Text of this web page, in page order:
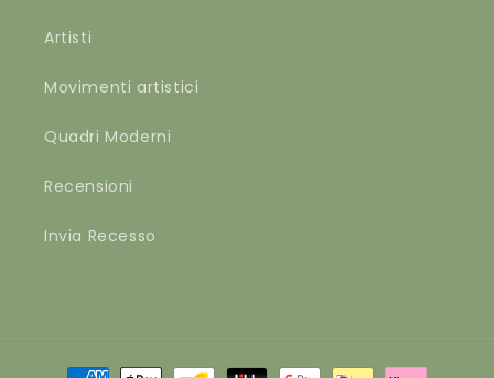
Artisti
Movimenti artistici
Quadri Moderni
Recensioni
Invia Recesso
Metodi